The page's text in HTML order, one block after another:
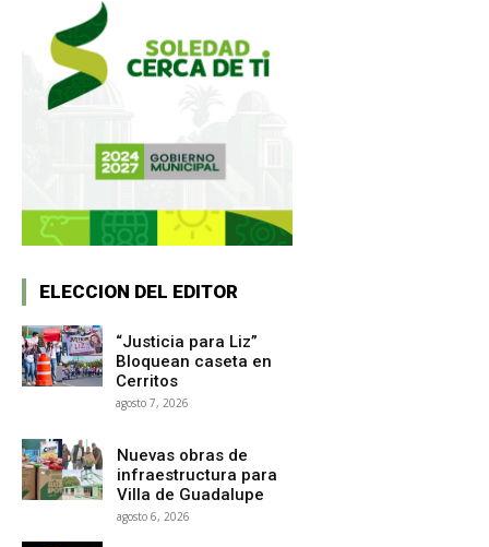
ELECCION DEL EDITOR
“Justicia para Liz”
Bloquean caseta en
Cerritos
agosto 7, 2026
Nuevas obras de
infraestructura para
Villa de Guadalupe
agosto 6, 2026